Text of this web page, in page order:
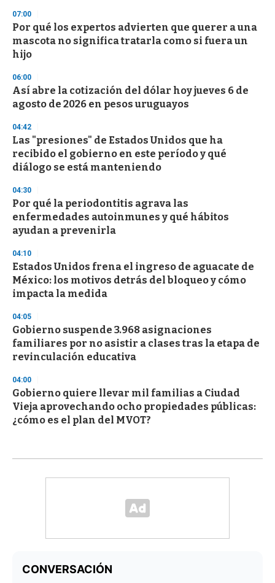
s
e
c
o
n
07:00
Por qué los expertos advierten que querer a una
mascota no significa tratarla como si fuera un
hijo
06:00
Así abre la cotización del dólar hoy jueves 6 de
agosto de 2026 en pesos uruguayos
04:42
Las "presiones" de Estados Unidos que ha
recibido el gobierno en este período y qué
diálogo se está manteniendo
04:30
Por qué la periodontitis agrava las
enfermedades autoinmunes y qué hábitos
ayudan a prevenirla
04:10
Estados Unidos frena el ingreso de aguacate de
México: los motivos detrás del bloqueo y cómo
impacta la medida
04:05
Gobierno suspende 3.968 asignaciones
familiares por no asistir a clases tras la etapa de
revinculación educativa
04:00
Gobierno quiere llevar mil familias a Ciudad
Vieja aprovechando ocho propiedades públicas:
¿cómo es el plan del MVOT?